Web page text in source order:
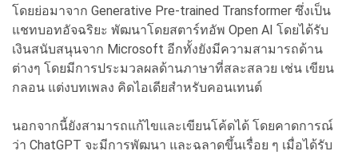
โดยย่อมาจาก Generative Pre-trained Transformer ซึ่งเป็น
แชทบอทอัจฉริยะ พัฒนาโดยสตาร์ทอัพ Open AI โดยได้รับ
เงินสนับสนุนจาก Microsoft อีกทั้งยังมีความสามารถด้าน
ต่างๆ โดยมีการประมวลผลด้านภาษาที่สละสลวย เช่น เขียน
กลอน แต่งบทเพลง คิดไอเดียสำหรับคอนเทนต์
นอกจากนี้ยังสามารถแก้ไขและเขียนโค้ดได้ โดยคาดการณ์
ว่า ChatGPT จะมีการพัฒนา และฉลาดขึ้นเรื่อย ๆ เมื่อได้รับ